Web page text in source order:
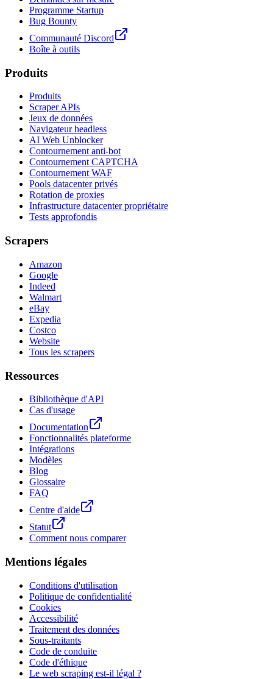
Programme Startup
Bug Bounty
Communauté Discord
Boîte à outils
Produits
Produits
Scraper APIs
Jeux de données
Navigateur headless
AI Web Unblocker
Contournement anti-bot
Contournement CAPTCHA
Contournement WAF
Pools datacenter privés
Rotation de proxies
Infrastructure datacenter propriétaire
Tests approfondis
Scrapers
Amazon
Google
Indeed
Walmart
eBay
Expedia
Costco
Website
Tous les scrapers
Ressources
Bibliothèque d'API
Cas d'usage
Documentation
Fonctionnalités plateforme
Intégrations
Modèles
Blog
Glossaire
FAQ
Centre d'aide
Statut
Comment nous comparer
Mentions légales
Conditions d'utilisation
Politique de confidentialité
Cookies
Accessibilité
Traitement des données
Sous-traitants
Code de conduite
Code d'éthique
Le web scraping est-il légal ?